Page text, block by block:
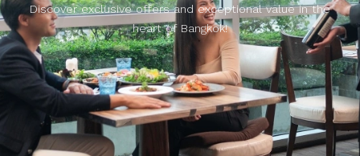
Discover exclusive offers and exceptional value in the
heart of Bangkok!